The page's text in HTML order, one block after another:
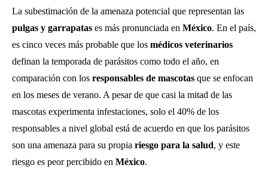
La subestimación de la amenaza potencial que representan las
pulgas y garrapatas es más pronunciada en México. En el país,
es cinco veces más probable que los médicos veterinarios
definan la temporada de parásitos como todo el año, en
comparación con los responsables de mascotas que se enfocan
en los meses de verano. A pesar de que casi la mitad de las
mascotas experimenta infestaciones, solo el 40% de los
responsables a nivel global está de acuerdo en que los parásitos
son una amenaza para su propia riesgo para la salud, y este
riesgo es peor percibido en México.